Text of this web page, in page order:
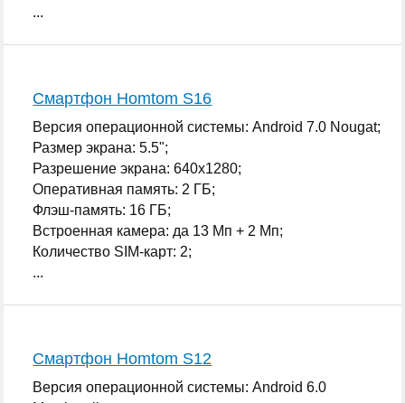
...
Смартфон Homtom S16
Версия операционной системы: Android 7.0 Nougat;
Размер экрана: 5.5";
Разрешение экрана: 640x1280;
Оперативная память: 2 ГБ;
Флэш-память: 16 ГБ;
Встроенная камера: да 13 Мп + 2 Мп;
Количество SIM-карт: 2;
...
Смартфон Homtom S12
Версия операционной системы: Android 6.0